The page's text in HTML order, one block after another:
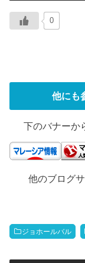
0
他にも
下のバナーか
他のブログ
ジョホールバル